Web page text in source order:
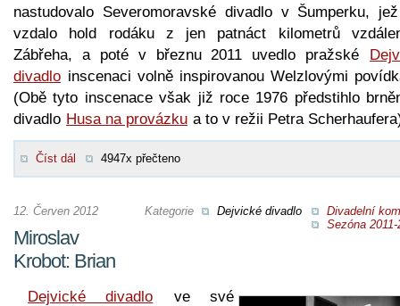
nastudovalo Severomoravské divadlo v Šumperku,
vzdalo hold rodáku z jen patnáct kilometrů
Zábřeha, a poté v březnu 2011 uvedlo pražské
divadlo inscenaci volně inspirovanou Welzlovými
(Obě tyto inscenace však již roce 1976 předstihlo
divadlo Husa na provázku a to v režii Petra
Číst dál 4947x přečteno
Kategorie Dejvické divadlo
Divadelní
Sezóna 2011-
12. Červen 2012
Miroslav
Krobot: Brian
Dejvické divadlo ve své